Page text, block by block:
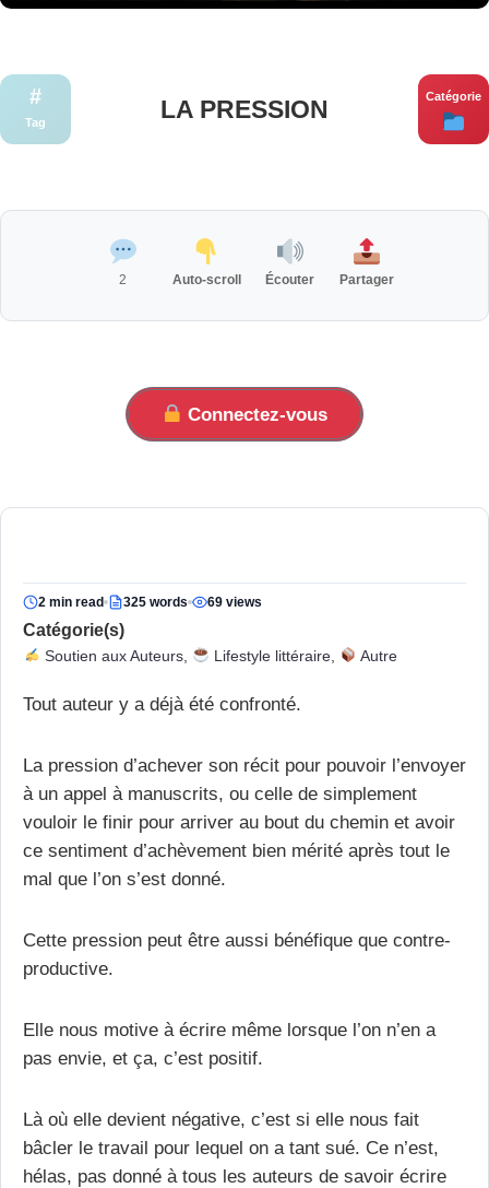
#
Tag LA PRESSION Catégorie
2 Auto-scroll Écouter Partager
Connectez-vous
2 min read 325 words 69 views
Catégorie(s)
Soutien aux Auteurs, Lifestyle littéraire, Autre
Tout auteur y a déjà été confronté.
La pression d’achever son récit pour pouvoir l’envoyer
à un appel à manuscrits, ou celle de simplement
vouloir le finir pour arriver au bout du chemin et avoir
ce sentiment d’achèvement bien mérité après tout le
mal que l’on s’est donné.
Cette pression peut être aussi bénéfique que contre-
productive.
Elle nous motive à écrire même lorsque l’on n’en a
pas envie, et ça, c’est positif.
Là où elle devient négative, c’est si elle nous fait
bâcler le travail pour lequel on a tant sué. Ce n’est,
hélas, pas donné à tous les auteurs de savoir écrire